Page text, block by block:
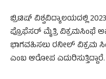
ಬ್ರಿಟಿಷ್ ವಿಶ್ವವಿದ್ಯಾಲಯದಲ್ಲಿ
ಪ್ರೊಫೆಸರ್ ಮೈತ್ರಿ ವಿಕ್ರಮಸಿಂಘೆ
ಭಾಗವಹಿಸಲು ರನೀಲ್ ವಿಕ್ರಮ
ಎಂಬ ಆರೋಪ ಎದುರಿಸುತ್ತಿದ್ದಾರೆ.